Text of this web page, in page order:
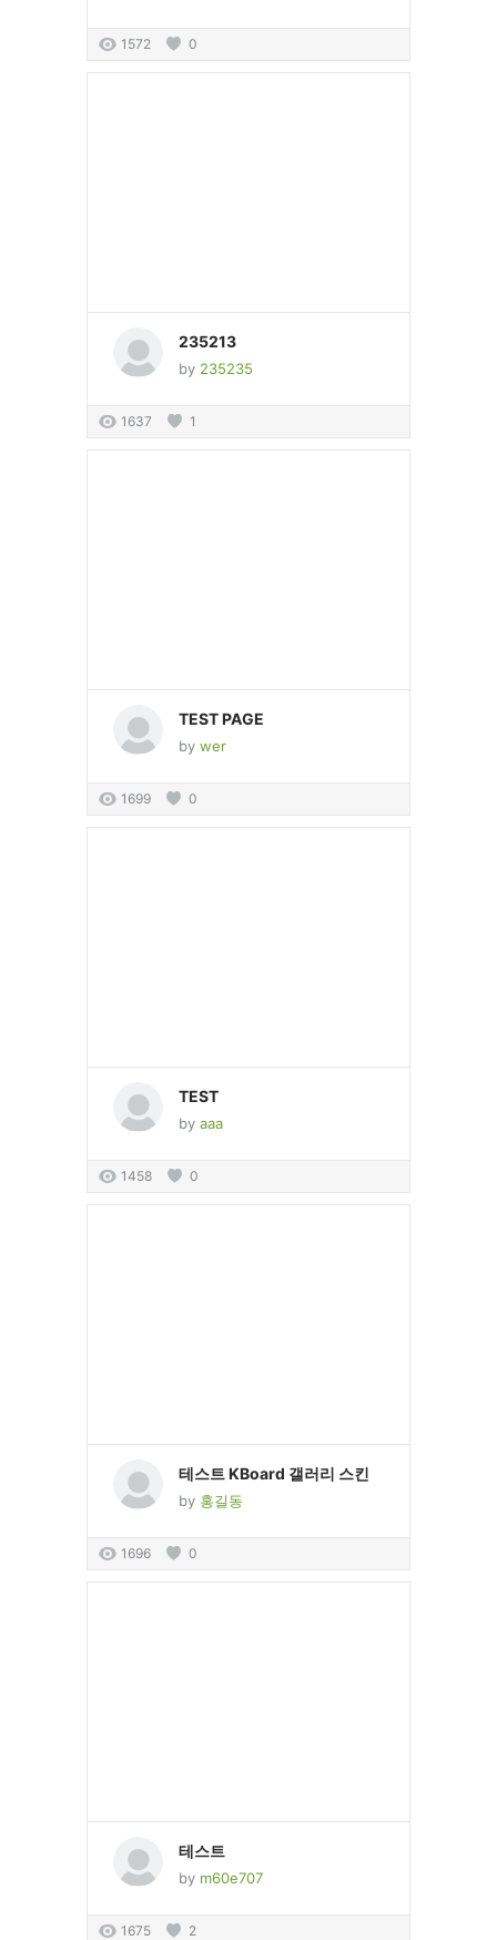
1572 0
235213
by 235235
1637 1
TEST PAGE
by wer
1699 0
TEST
by aaa
1458 0
테스트 KBoard 갤러리 스킨
by 홍길동
1696 0
테스트
by m60e707
1675 2